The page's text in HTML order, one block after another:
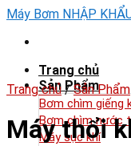
Máy Bơm NHẬP
Trang chủ
Sản Phẩm
Bơm chìm giếng
Bơm chìm nước
Máy sục khí
Trang chủ / Sản Phẩm
Máy thổi